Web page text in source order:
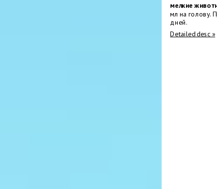
мелкие
мл на голову.
дней.
Detailed desc »